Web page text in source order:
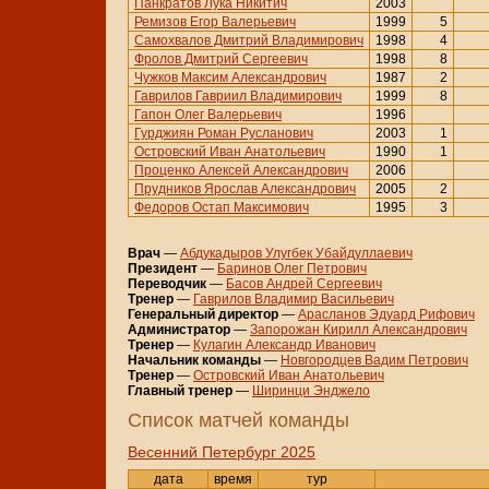
Панкратов Лука Никитич
2003
Ремизов Егор Валерьевич
1999 5
Самохвалов Дмитрий Владимирович
1998 4
Фролов Дмитрий Сергеевич
1998 8
Чужков Максим Александрович
1987 2
Гаврилов Гавриил Владимирович
1999 8
Гапон Олег Валерьевич
1996
Гурджиян Роман Русланович
2003 1
Островский Иван Анатольевич
1990 1
Проценко Алексей Александрович
2006
Прудников Ярослав Александрович
2005 2
Федоров Остап Максимович
1995 3
Врач — Абдукадыров Улугбек Убайдуллаевич
Президент — Баринов Олег Петрович
Переводчик — Басов Андрей Сергеевич
Тренер — Гаврилов Владимир Васильевич
Генеральный директор — Арасланов Эдуард Рифович
Администратор — Запорожан Кирилл Александрович
Тренер — Кулагин Александр Иванович
Начальник команды — Новгородцев Вадим Петрович
Тренер — Островский Иван Анатольевич
Главный тренер — Ширинци Энджело
Cписок матчей команды
Весенний Петербург 2025
дата время тур